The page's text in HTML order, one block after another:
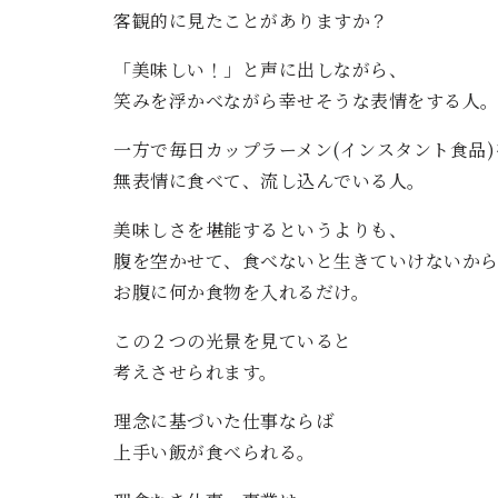
客観的に見たことがありますか？
「美味しい！」と声に出しながら、
笑みを浮かべながら幸せそうな表情をする人。
一方で毎日カップラーメン(インスタント食品)
無表情に食べて、流し込んでいる人。
美味しさを堪能するというよりも、
腹を空かせて、食べないと生きていけないから
お腹に何か食物を入れるだけ。
この２つの光景を見ていると
考えさせられます。
理念に基づいた仕事ならば
上手い飯が食べられる。